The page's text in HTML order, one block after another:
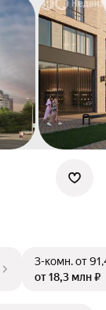
3-комн.от
от 18,3 млн ₽